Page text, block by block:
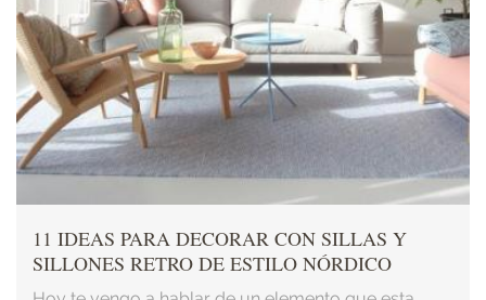
11 IDEAS PARA DECORAR CON SILLAS Y
SILLONES RETRO DE ESTILO NÓRDICO